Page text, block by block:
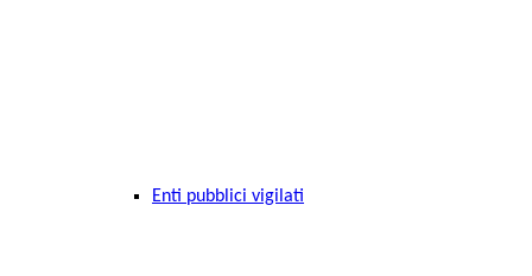
Enti pubblici vigilati